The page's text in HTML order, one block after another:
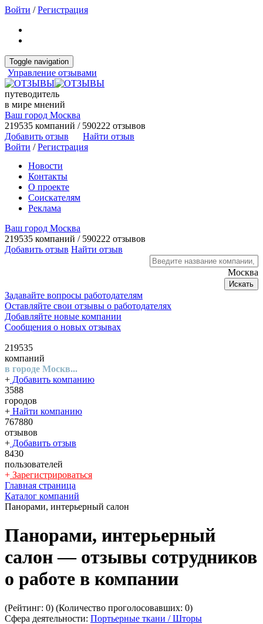
Войти /Регистрация
Toggle navigation
Управление отзывами
путеводитель
в мире мнений
Ваш город Москва
219535 компаний / 590222 отзывов
Добавить отзыв
Найти отзыв
Войти /Регистрация
Новости
Контакты
О проекте
Соискателям
Реклама
Ваш город Москва
219535 компаний / 590222 отзывов
Добавить отзыв Найти отзыв
Москва
Искать
Задавайте вопросы работодателям
Оставляйте свои отзывы о работодателях
Добавляйте новые компании
Сообщения о новых отзывах
219535
компаний
в городе Москв...
+ Добавить компанию
3588
городов
+ Найти компанию
767880
отзывов
+ Добавить отзыв
8430
пользователей
+ Зарегистрироваться
Главная страница
Каталог компаний
Панорами, интерьерный салон
Панорами, интерьерный
салон— отзывы сотрудников
о работе в компании
(Рейтинг: 0) (Количество проголосовавших: 0)
Сфера деятельности: Портьерные ткани / Шторы